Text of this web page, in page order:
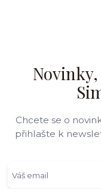
Chcete se o
přihlašte k